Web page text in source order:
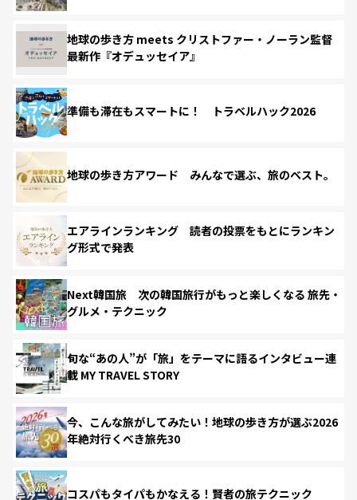
地球の歩き方 meets クリストファー・ノーラン監督
最新作『オデュッセイア』
準備も滞在もスマートに！ トラベルハック2026
地球の歩き方アワード みんなで選ぶ、旅のベスト。
エアラインランキング 読者の投票をもとにランキン
グ形式で発表
Next韓国旅 次の韓国旅行がもっと楽しくなる 旅先・
グルメ・テクニック
旬な“あの人”が「旅」をテーマに語るインタビュー連
載 MY TRAVEL STORY
今、こんな旅がしてみたい！地球の歩き方が選ぶ2026
年絶対行くべき旅先30
コスパもタイパもかなえる！賢者の旅テクニック